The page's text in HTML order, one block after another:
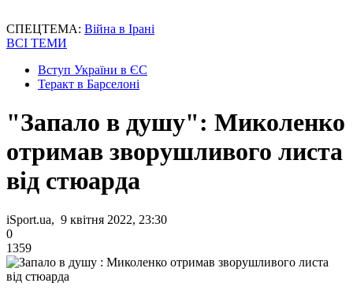
СПЕЦТЕМА: Війна в Ірані
ВСІ ТЕМИ
Вступ України в ЄС
Теракт в Барселоні
"Запало в душу": Миколенко
отримав зворушливого листа
від стюарда
iSport.ua, 9 квітня 2022, 23:30
0
1359